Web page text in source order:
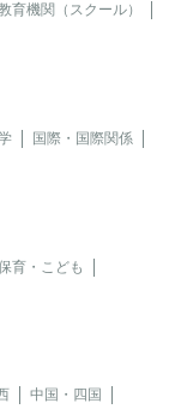
育機関（スクール）
国際・国際関係
育・こども
中国・四国